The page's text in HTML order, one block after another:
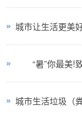
“暑”你最美!
城市生活垃圾（